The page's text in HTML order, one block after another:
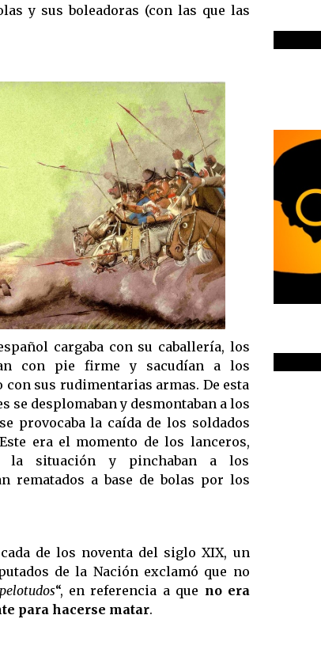
y sus boleadoras (con las que las
cargaba con su caballería, los
con pie firme y sacudían a los
con sus rudimentarias armas. De esta
se desplomaban y desmontaban a los
provocaba la caída de los soldados
era el momento de los lanceros,
la situación y pinchaban a los
rematados a base de bolas por los
de los noventa del siglo XIX, un
de la Nación exclamó que no
“, en referencia a que no era
para hacerse matar.